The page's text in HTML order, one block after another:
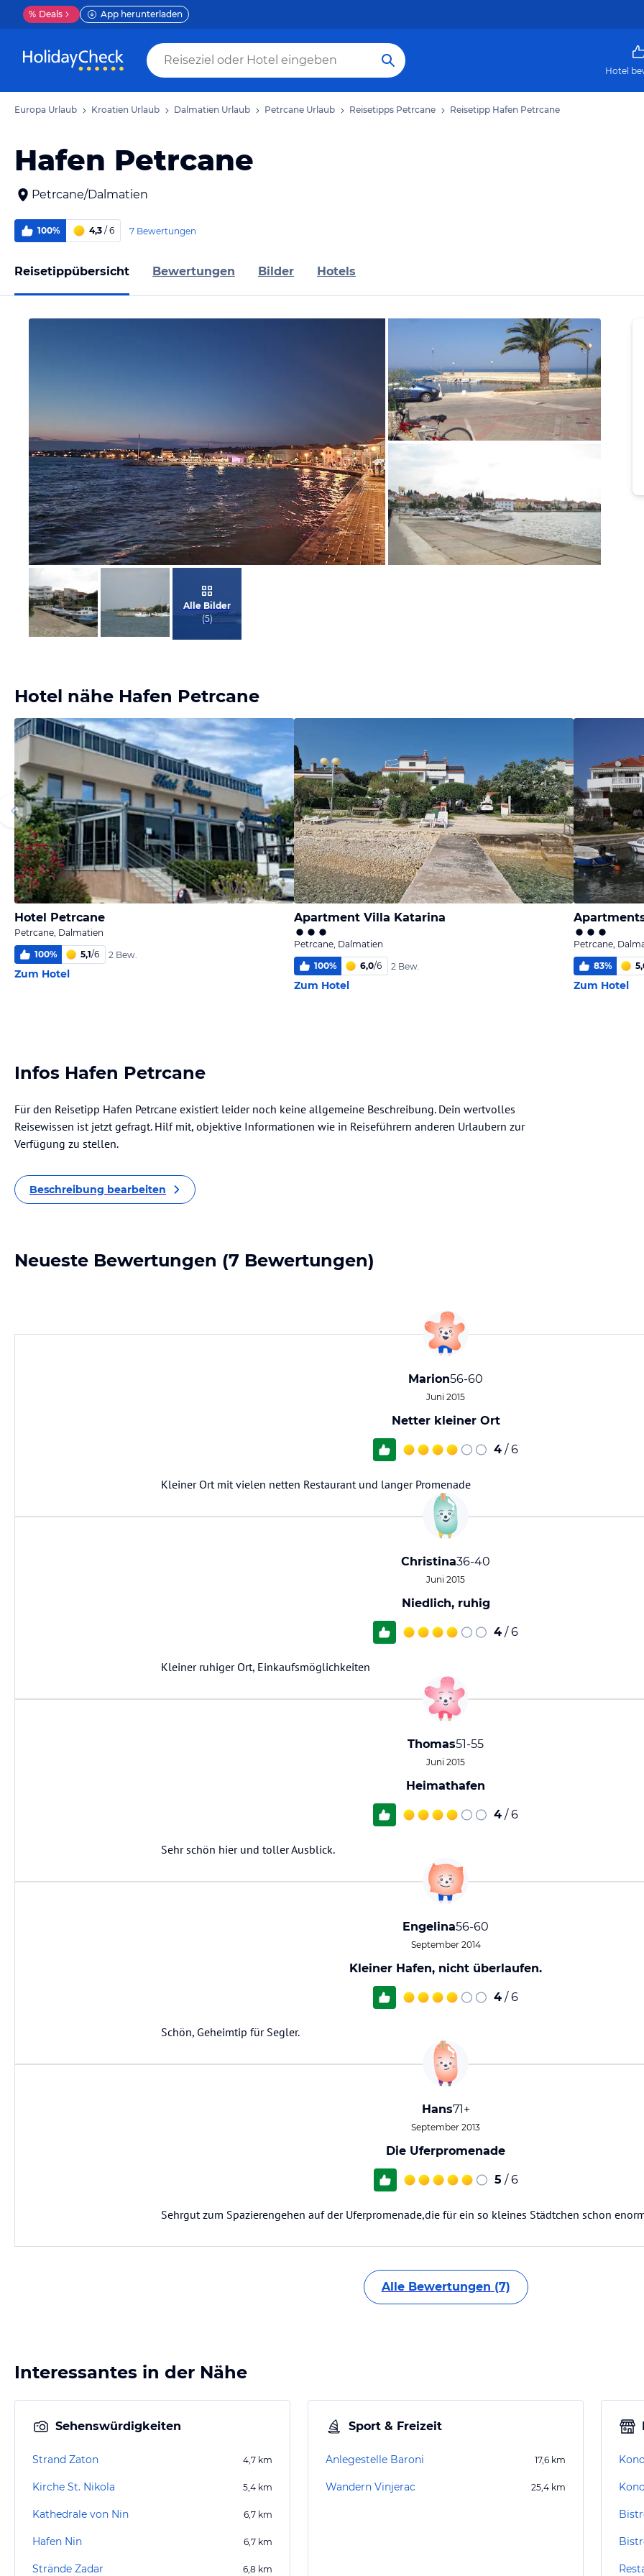
% Deals App herunterladen
Hotel
Europa Urlaub Kroatien Urlaub Dalmatien Urlaub Petrcane Urlaub Reisetipps Petrcane Reisetipp Hafen Petrcane
Hafen Petrcane
Petrcane/Dalmatien
100% 4,3 / 6 7 Bewertungen
Reisetippübersicht Bewertungen Bilder Hotels
Bild melden
von Martina
von Martin
Alle Bilder
(5)
Hotel nähe Hafen Petrcane
Hotel Petrcane
Petrcane, Dalmatien
100% 5,1/6 2 Bew.
Zum Hotel
Apartment Villa Katarina
Petrcane, Dalmatien
100% 6,0/6 2 Bew.
Zum Hotel
Petrcane,
83%
Zum Hotel
Infos Hafen Petrcane
Für den Reisetipp Hafen Petrcane existiert leider noch keine allgemeine Beschreibung. Dein wertvolles
Reisewissen ist jetzt gefragt. Hilf mit, objektive Informationen wie in Reiseführern anderen Urlaubern zur
Verfügung zu stellen.
Beschreibung bearbeiten
Neueste Bewertungen (7 Bewertungen)
Marion56-60
Juni 2015
Netter kleiner Ort
4 / 6
Kleiner Ort mit vielen netten Restaurant und langer Promenade
Christina36-40
Juni 2015
Niedlich, ruhig
4 / 6
Kleiner ruhiger Ort, Einkaufsmöglichkeiten
Thomas51-55
Juni 2015
Heimathafen
4 / 6
Sehr schön hier und toller Ausblick.
Engelina56-60
September 2014
Kleiner Hafen, nicht überlaufen.
4 / 6
Schön, Geheimtip für Segler.
Hans71+
September 2013
Die Uferpromenade
5 / 6
Sehrgut zum Spazierengehen auf der Uferpromenade,die für ein so kleines Städtchen schon
Alle Bewertungen (7)
Interessantes in der Nähe
Sehenswürdigkeiten
Strand Zaton 4,7 km
Kirche St. Nikola 5,4 km
Kathedrale von Nin 6,7 km
Hafen Nin 6,7 km
Strände Zadar 6,8 km
Sport & Freizeit
Anlegestelle Baroni 17,6 km
Wandern Vinjerac 25,4 km